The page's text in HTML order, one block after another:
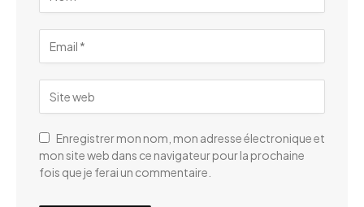
Enregistrer mon nom, mon adresse électronique et
mon site web dans ce navigateur pour la prochaine
fois que je ferai un commentaire.